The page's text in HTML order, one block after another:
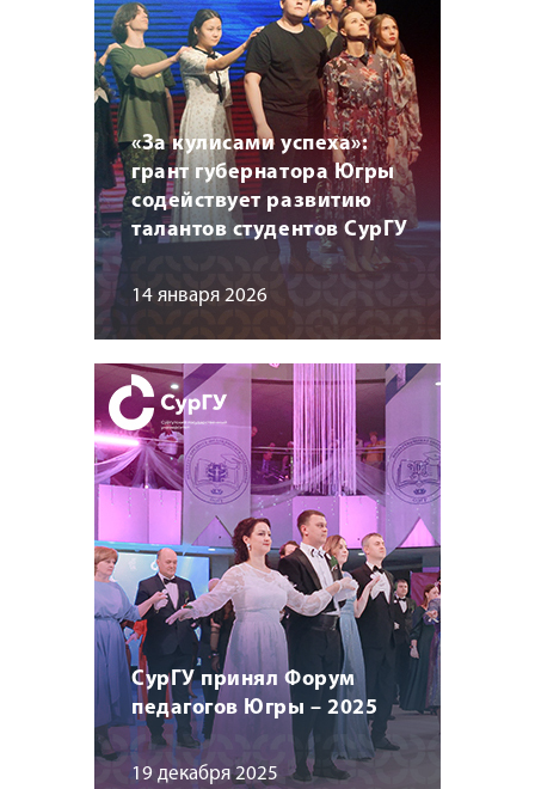
«За кулисами успеха»:
грант губернатора Югры
содействует развитию
талантов студентов СурГУ
14 января 2026
СурГУ принял Форум
педагогов Югры – 2025
19 декабря 2025